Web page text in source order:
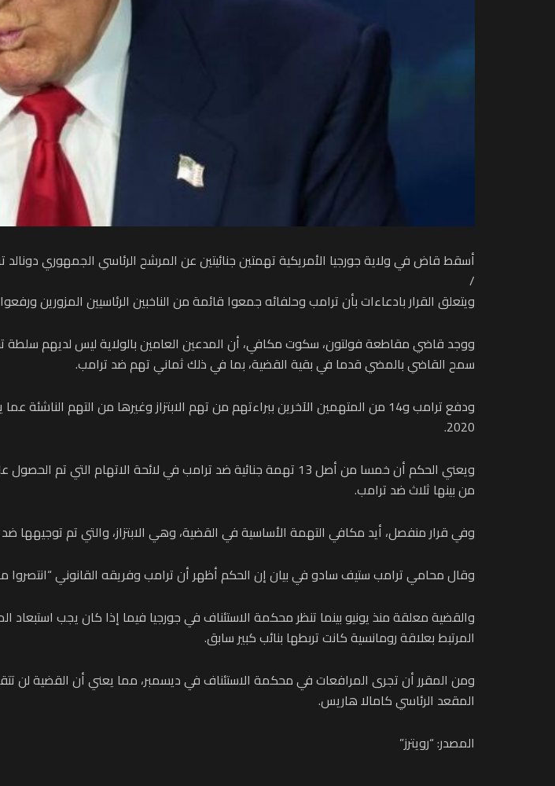
أسقط قاض في ولاية جورجيا الأمريكية تهمتين جنائيتين عن المرشح الرئاسي الجمهوري دونالد
/
ويتعلق القرار بادعاءات بأن ترامب وحلفائه جمعوا قائمة من الناخبين الرئاسيين المزورين
ووجد قاضي مقاطعة فولتون، سكوت مكافي، أن المدعين العامين بالولاية ليس لديهم سلطة
سمح القاضي بالمضي قدما في بقية القضية، بما في ذلك ثماني تهم ضد ترامب.
ودفع ترامب و14 من المتهمين الآخرين ببراءتهم من تهم الابتزاز وغيرها من
2020.
ويعني الحكم أن خمسا من أصل 13 تهمة جنائية ضد ترامب في لائحة
من بينها ثلاث ضد ترامب.
وفي قرار منفصل، أيد مكافي التهمة الأساسية في القضية، وهي الابتزاز، والتي تم توجيهها
وقال محامي ترامب ستيف سادو في بيان إن الحكم أظهر أن ترامب وفريقه القانوني “انتصروا
والقضية معلقة منذ يونيو بينما تنظر محكمة الاستئناف في جورجيا فيما إذا كان يجب
المرتبط بعلاقة رومانسية كانت تربطها بنائب كبير سابق.
ومن المقرر أن تجرى المرافعات في محكمة الاستئناف في ديسمبر، مما يعني أن القضية لن
المقعد الرئاسي كامالا هاريس.
المصدر: “رويترز”